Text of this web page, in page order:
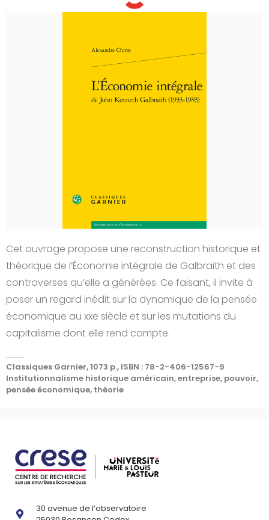
Cet ouvrage propose une reconstruction historique et
théorique de l’Économie intégrale de Galbraith et des
controverses qu’elle a générées. Ce faisant, il invite à
poser un regard inédit sur la dynamique de la pensée
économique au xxe siècle et sur les mutations du
capitalisme dont elle rend compte.
Classiques Garnier, 1073 p., ISBN : 78-2-406-12567-9
Institutionnalisme historique américain, entreprise, pouvoir,
pensée économique, théorie
30 avenue de l’observatoire